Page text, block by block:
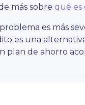
más sobre qué es
es más
es una
plan de ahorro